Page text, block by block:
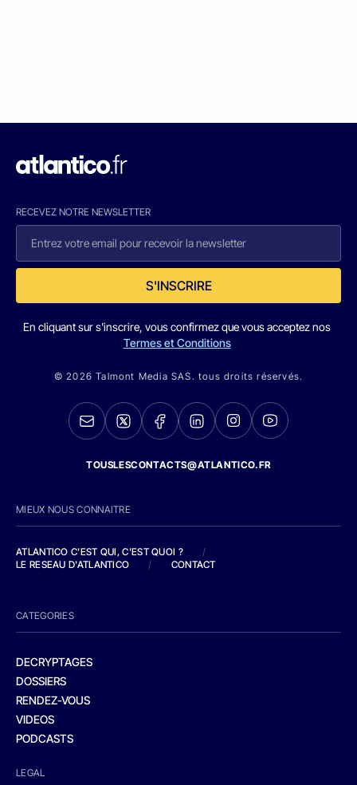
RECEVEZ NOTRE NEWSLETTER
S'INSCRIRE
En cliquant sur s'inscrire, vous confirmez que vous acceptez nos
Termes et Conditions
© 2026 Talmont Media SAS. tous droits réservés.
TOUSLESCONTACTS@ATLANTICO.FR
MIEUX NOUS CONNAITRE
ATLANTICO C'EST QUI, C'EST QUOI ?
/
LE RESEAU D'ATLANTICO
/ CONTACT
CATEGORIES
DECRYPTAGES
DOSSIERS
RENDEZ-VOUS
VIDEOS
PODCASTS
LEGAL